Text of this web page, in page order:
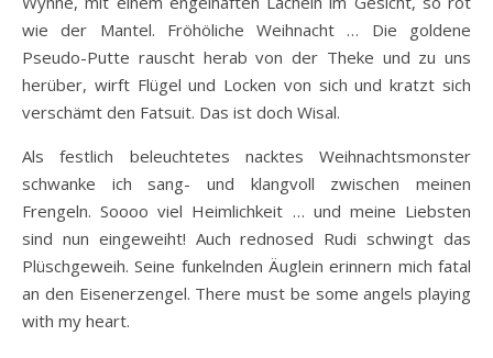
wie der Mantel. Fröhöliche Weihnacht … Die goldene
Pseudo-Putte rauscht herab von der Theke und zu uns
herüber, wirft Flügel und Locken von sich und kratzt sich
verschämt den Fatsuit. Das ist doch Wisal.
Als festlich beleuchtetes nacktes Weihnachtsmonster
schwanke ich sang- und klangvoll zwischen meinen
Frengeln. Soooo viel Heimlichkeit … und meine Liebsten
sind nun eingeweiht! Auch rednosed Rudi schwingt das
Plüschgeweih. Seine funkelnden Äuglein erinnern mich fatal
an den Eisenerzengel. There must be some angels playing
with my heart.